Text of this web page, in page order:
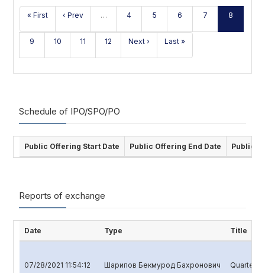
« First ‹ Prev … 4 5 6 7 8
9 10 11 12 Next › Last »
Schedule of IPO/SPO/PO
Public Offering Start Date Public Offering End Date Public
Reports of exchange
Date Type Title
07/28/2021 11:54:12 Шарипов Бекмурод Бахронович